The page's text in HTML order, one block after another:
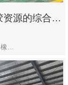
源的综合利
…